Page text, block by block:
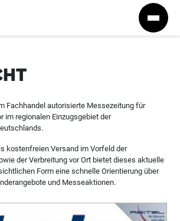
Fachhandel autorisierte Messezeitung für
im regionalen Einzugsgebiet der
kostenfreien Versand im Vorfeld der
der Verbreitung vor Ort bietet dieses aktuelle
Form eine schnelle Orientierung über
und Messeaktionen.